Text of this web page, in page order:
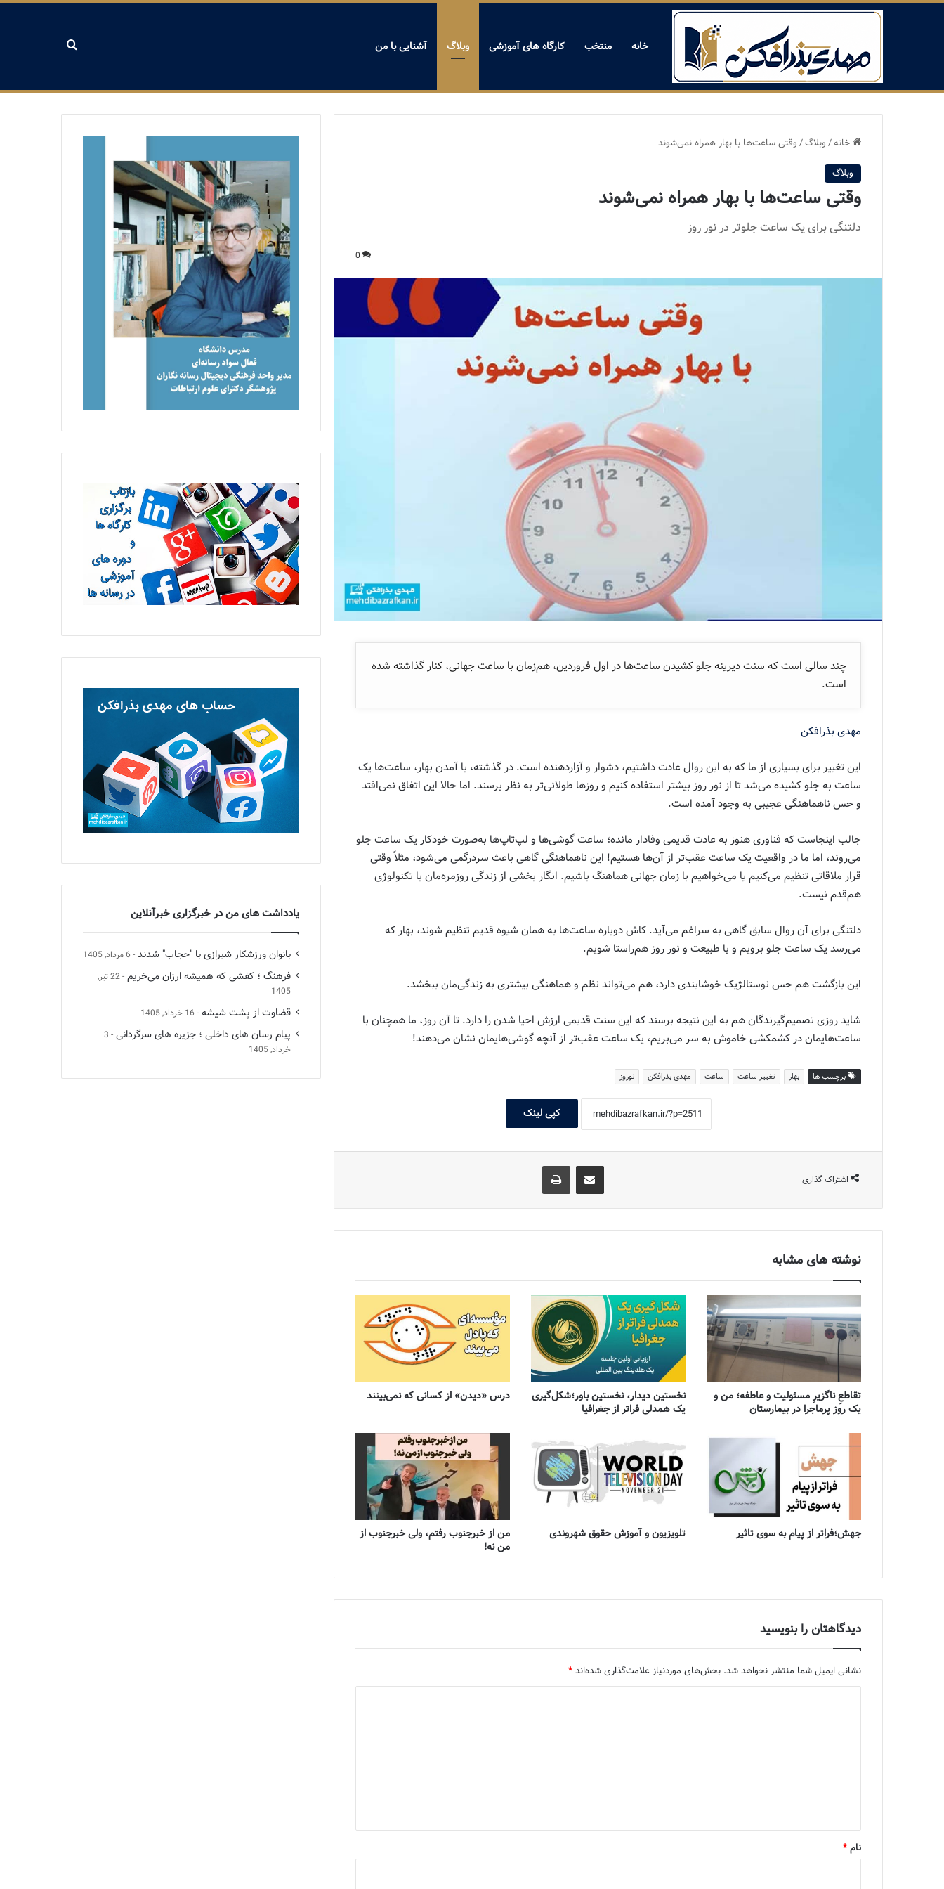
خانه منتخب کارگاه های آموزشی وبلاگ آشنایی با من
خانه/وبلاگ/وقتی ساعت‌ها با بهار همراه نمی‌شوند
وبلاگ
وقتی ساعت‌ها با بهار همراه نمی‌شوند
دلتنگی برای یک ساعت جلوتر در نور روز
0
چند سالی است که سنت دیرینه جلو کشیدن ساعت‌ها در اول فروردین، هم‌زمان با ساعت جهانی، کنار گذاشته شده
است.
مهدی بذرافکن
این تغییر برای بسیاری از ما که به این روال عادت داشتیم، دشوار و آزاردهنده است. در گذشته، با آمدن بهار، ساعت‌ها یک
ساعت به جلو کشیده می‌شد تا از نور روز بیشتر استفاده کنیم و روزها طولانی‌تر به نظر برسند. اما حالا این اتفاق نمی‌افتد
و حس ناهماهنگی عجیبی به وجود آمده است.
جالب اینجاست که فناوری هنوز به عادت قدیمی وفادار مانده؛ ساعت گوشی‌ها و لپ‌تاپ‌ها به‌صورت خودکار یک ساعت جلو
می‌روند، اما ما در واقعیت یک ساعت عقب‌تر از آن‌ها هستیم! این ناهماهنگی گاهی باعث سردرگمی می‌شود، مثلاً وقتی
قرار ملاقاتی تنظیم می‌کنیم یا می‌خواهیم با زمان جهانی هماهنگ باشیم. انگار بخشی از زندگی روزمره‌مان با تکنولوژی
هم‌قدم نیست.
دلتنگی برای آن روال سابق گاهی به سراغم می‌آید. کاش دوباره ساعت‌ها به همان شیوه قدیم تنظیم شوند، بهار که
می‌رسد یک ساعت جلو برویم و با طبیعت و نور روز هم‌راستا شویم.
این بازگشت هم حس نوستالژیک خوشایندی دارد، هم می‌تواند نظم و هماهنگی بیشتری به زندگی‌مان ببخشد.
شاید روزی تصمیم‌گیرندگان هم به این نتیجه برسند که این سنت قدیمی ارزش احیا شدن را دارد. تا آن روز، ما همچنان با
ساعت‌هایمان در کشمکشی خاموش به سر می‌بریم، یک ساعت عقب‌تر از آنچه گوشی‌هایمان نشان می‌دهند!
برچسب ها بهار تغییر ساعت ساعت مهدی بذرافکن نوروز
کپی لینک
اشتراک گذاری
اشتراک گذاری با ایمیل
نوشته های مشابه
تقاطعِ ناگزیرِ مسئولیت و عاطفه؛ من و
یک روز پرماجرا در بیمارستان
نخستین دیدار، نخستین باور؛شکل‌گیری
یک همدلی فراتر از جغرافیا
درس «دیدن» از کسانی که نمی‌بینند
جهش؛فراتر از پیام به سوی تاثیر تلویزیون و آموزش حقوق شهروندی
من از خبرجنوب رفتم، ولی خبرجنوب از
من نه!
دیدگاهتان را بنویسید
نشانی ایمیل شما منتشر نخواهد شد. بخش‌های موردنیاز علامت‌گذاری شده‌اند*
نام*
یادداشت های من در خبرگزاری خبرآنلاین
بانوان ورزشکار شیرازی با "حجاب" شدند 6 مرداد, 1405
فرهنگ ؛ کفشی که همیشه ارزان می‌خریم
22 تیر,
1405
قضاوت از پشت شیشه 16 خرداد, 1405
پیام رسان های داخلی ؛ جزیره های سرگردانی 3
خرداد, 1405